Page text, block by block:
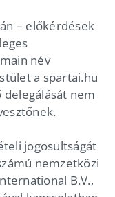
– előkérdések
név
a spartai.hu
nem
jogosultságát
nemzetközi
B.V.,